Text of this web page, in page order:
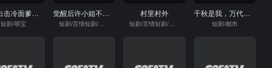
萌宝出击冷面爹地哪里逃
短剧/萌宝
觉醒后许小姐不再原谅
短剧/言情短剧/逆袭
村里村外
短剧/言情短剧/逆袭
千秋是我，万代也是我
短剧/都市